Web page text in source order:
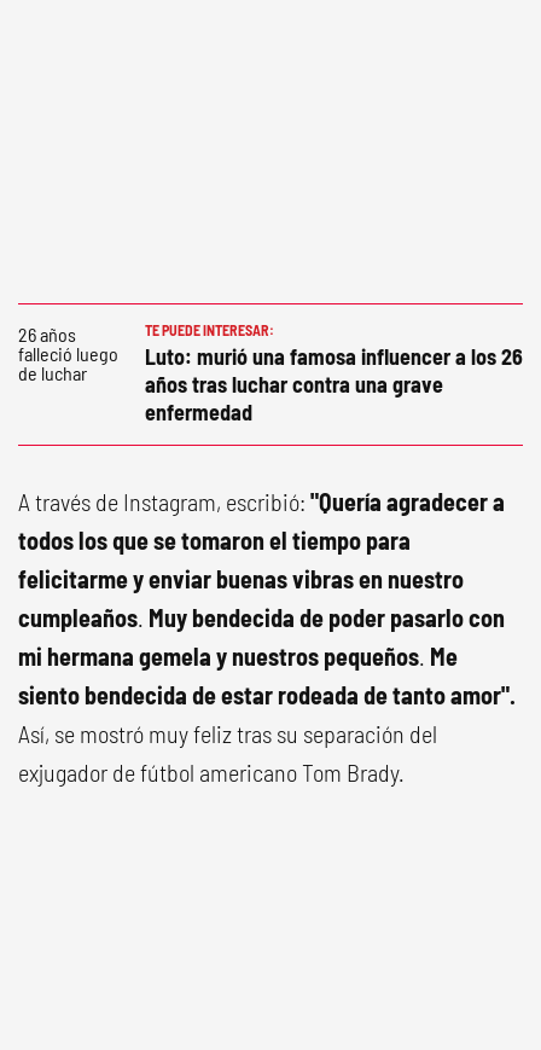
TE PUEDE INTERESAR:
Luto: murió una famosa influencer a los 26
años tras luchar contra una grave
enfermedad
A través de Instagram, escribió: "Quería agradecer a
todos los que se tomaron el tiempo para
felicitarme y enviar buenas vibras en nuestro
cumpleaños. Muy bendecida de poder pasarlo con
mi hermana gemela y nuestros pequeños. Me
siento bendecida de estar rodeada de tanto amor".
Así, se mostró muy feliz tras su separación del
exjugador de fútbol americano Tom Brady.